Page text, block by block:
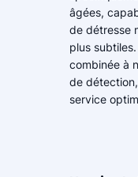
âgées,
de détresse
plus
combinée à
de
service